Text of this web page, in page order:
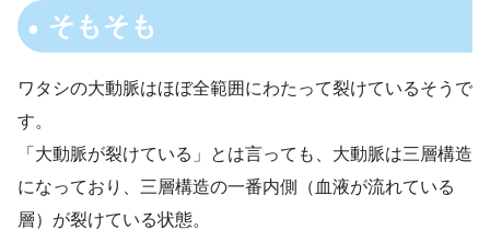
そもそも
ワタシの大動脈はほぼ全範囲にわたって裂けているそうで
す。
「大動脈が裂けている」とは言っても、大動脈は三層構造
になっており、三層構造の一番内側（血液が流れている
層）が裂けている状態。